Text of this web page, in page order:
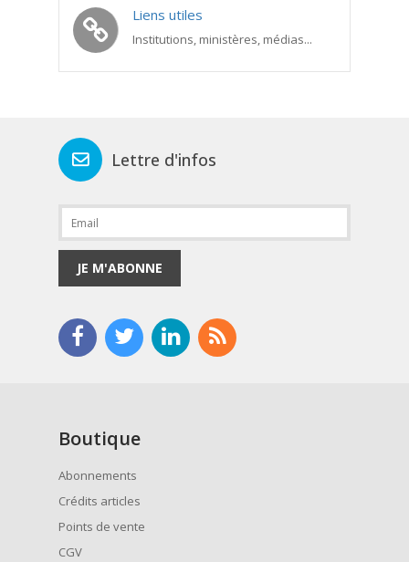
Liens utiles
Institutions, ministères, médias...
Lettre d'infos
JE M'ABONNE
Boutique
Abonnements
Crédits articles
Points de vente
CGV